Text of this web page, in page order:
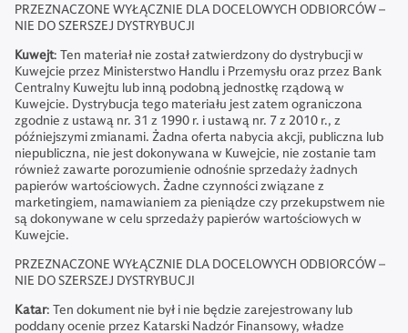
PRZEZNACZONE WYŁĄCZNIE DLA DOCELOWYCH ODBIORCÓW –
NIE DO SZERSZEJ DYSTRYBUCJI
Kuwejt: Ten materiał nie został zatwierdzony do dystrybucji w
Kuwejcie przez Ministerstwo Handlu i Przemysłu oraz przez Bank
Centralny Kuwejtu lub inną podobną jednostkę rządową w
Kuwejcie. Dystrybucja tego materiału jest zatem ograniczona
zgodnie z ustawą nr. 31 z 1990 r. i ustawą nr. 7 z 2010 r., z
późniejszymi zmianami. Żadna oferta nabycia akcji, publiczna lub
niepubliczna, nie jest dokonywana w Kuwejcie, nie zostanie tam
również zawarte porozumienie odnośnie sprzedaży żadnych
papierów wartościowych. Żadne czynności związane z
marketingiem, namawianiem za pieniądze czy przekupstwem nie
są dokonywane w celu sprzedaży papierów wartościowych w
Kuwejcie.
PRZEZNACZONE WYŁĄCZNIE DLA DOCELOWYCH ODBIORCÓW –
NIE DO SZERSZEJ DYSTRYBUCJI
Katar: Ten dokument nie był i nie będzie zarejestrowany lub
poddany ocenie przez Katarski Nadzór Finansowy, władze